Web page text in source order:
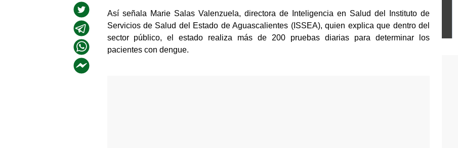
Así señala Marie Salas Valenzuela, directora de Inteligencia en Salud del Instituto de
Servicios de Salud del Estado de Aguascalientes (ISSEA), quien explica que dentro del
sector público, el estado realiza más de 200 pruebas diarias para determinar los
pacientes con dengue.